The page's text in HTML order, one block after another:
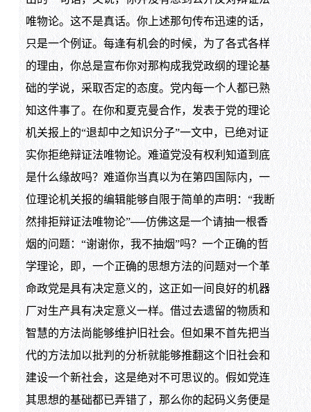
唯物论。这不是真话。你上述那句传布迅速的话，
只是一个例证。每逢有机会的时候，为了各式各样
的理由，你总是宣布你对那构成我党政纲的理论基
础的学说，采取否定的态度。党内每一个人都已熟
知这件事了。在你和夏克曼合作，发表于党的理论
机关报上的“退却中之知识分子”一文中，已绝对证
实你拒绝辩证法唯物论。难道党没有权利知道到底
是什么缘故吗？难道你当真以为在第四国际内，一
位理论机关报的编辑能够自限于简单的声明：“我断
然排拒辩证法唯物论”──仿佛这是一个请抽一根香
烟的问题：“谢谢你，我不抽烟”吗？一个正确的哲
学理论，即，一个正确的思想方法的问题对一个革
命政党是具有决定意义的，这正如一间良好的机器
厂对生产具有决定意义一样。借过去遗留的物质和
智慧的方法尚能够维护旧社会。但如果不首先把当
代的方法加以批判的分析就能够推翻这个旧社会和
建设一个新社会，这是绝对不可思议的。假如党连
其思想的基础都已弄错了，那么你的起码义务便是